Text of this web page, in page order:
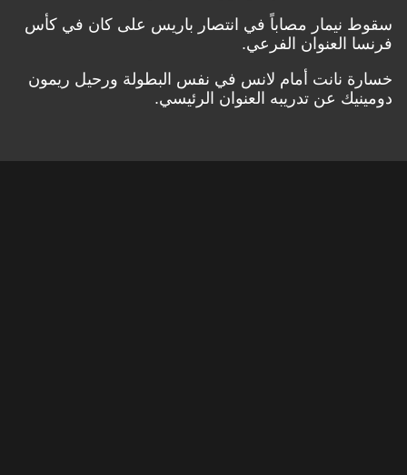
سقوط نيمار مصاباً في انتصار باريس على كان في كأس
فرنسا العنوان الفرعي.
خسارة نانت أمام لانس في نفس البطولة ورحيل ريمون
دومينيك عن تدريبه العنوان الرئيسي.